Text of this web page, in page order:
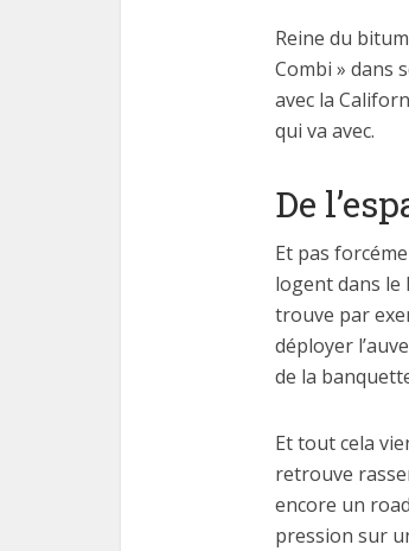
Reine du
Combi » dans
avec la
qui va avec.
De
Et pas
logent dans le
trouve par
déployer
de la
Et tout cela
retrouve
encore un
pression sur